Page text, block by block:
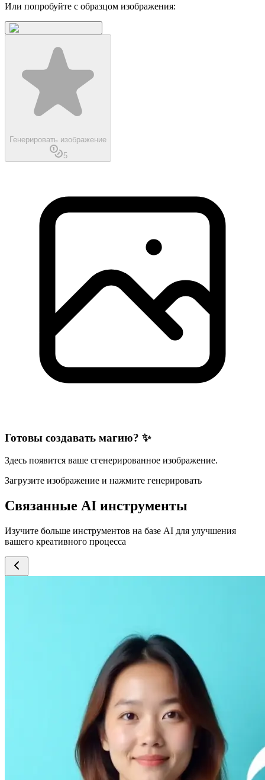
Или попробуйте с образцом изображения:
Генерировать изображение
5
Готовы создавать магию? ✨
Здесь появится ваше сгенерированное изображение.
Загрузите изображение и нажмите генерировать
Связанные AI инструменты
Изучите больше инструментов на базе AI для улучшения
вашего креативного процесса